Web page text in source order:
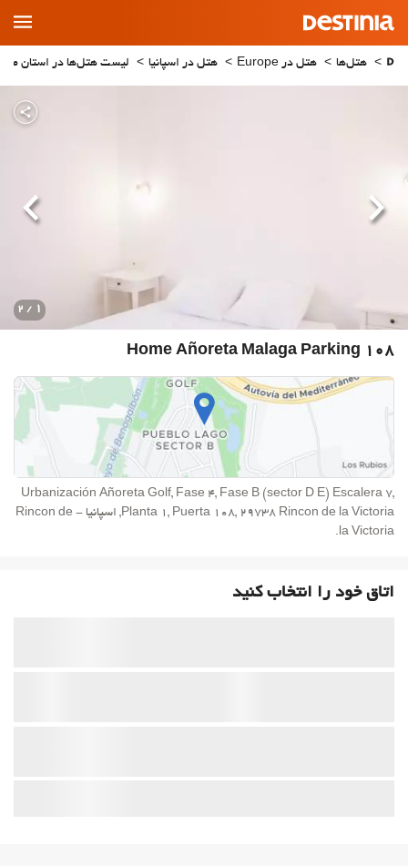
Main
Menu
هتل‌ها هتل در Europe هتل در اسپانیا لیست هتل‌ها در استان
Home Añoreta Malaga Parking 108
1
/ 2
قبلی بعدی
Urbanización Añoreta Golf, Fase 4, Fase B (sector D E) Escalera 7,
Planta 1, Puerta 108, 29738 Rincon de la Victoria, اسپانیا - Rincon de
la Victoria.
اتاق خود را انتخاب کنید